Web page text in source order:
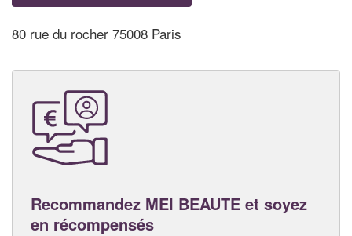
80 rue du rocher 75008 Paris
Recommandez MEI BEAUTE et soyez
en récompensés